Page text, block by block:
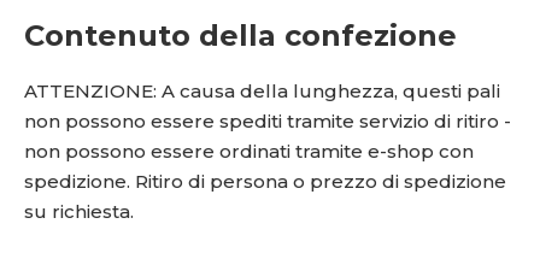
Contenuto della confezione
ATTENZIONE: A causa della lunghezza, questi pali
non possono essere spediti tramite servizio di ritiro -
non possono essere ordinati tramite e-shop con
spedizione. Ritiro di persona o prezzo di spedizione
su richiesta.